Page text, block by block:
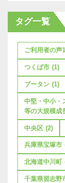
タグ一覧
ご利用者の声
つくば市 (1)
ブータン (1)
中堅・中小・
等の大規模成
中央区 (2)
兵庫県宝塚市
北海道中川町
千葉県習志野